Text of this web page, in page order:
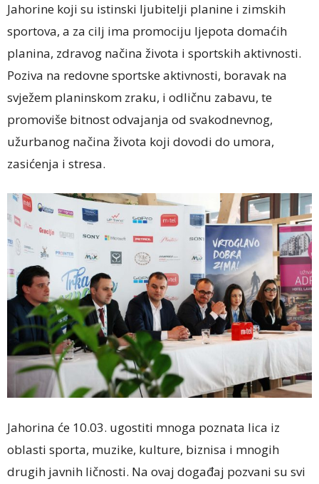
Jahorine koji su istinski ljubitelji planine i zimskih
sportova, a za cilj ima promociju ljepota domaćih
planina, zdravog načina života i sportskih aktivnosti.
Poziva na redovne sportske aktivnosti, boravak na
svježem planinskom zraku, i odličnu zabavu, te
promoviše bitnost odvajanja od svakodnevnog,
užurbanog načina života koji dovodi do umora,
zasićenja i stresa.
Jahorina će 10.03. ugostiti mnoga poznata lica iz
oblasti sporta, muzike, kulture, biznisa i mnogih
drugih javnih ličnosti. Na ovaj događaj pozvani su svi